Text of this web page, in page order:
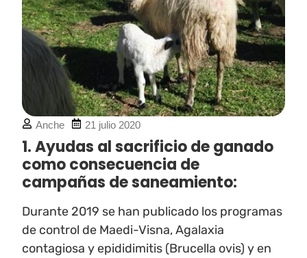
Anche 21 julio 2020
1. Ayudas al sacrificio de ganado
como consecuencia de
campañas de saneamiento:
Durante 2019 se han publicado los programas
de control de Maedi-Visna, Agalaxia
contagiosa y epididimitis (Brucella ovis) y en